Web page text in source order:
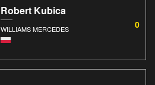
Robert Kubica
WILLIAMS MERCEDES 0